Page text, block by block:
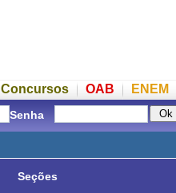
Concursos OAB ENEM
Senha
Seções